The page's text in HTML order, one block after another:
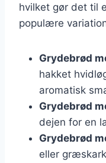
hvilket gør det til
populære
Grydebrød
hakket
aromatisk
Grydebrød
dejen for en
Grydebrød
eller